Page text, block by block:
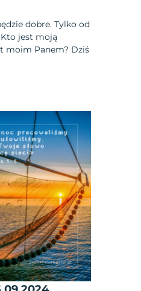
dobre. Tylko od
jest moją
moim Panem? Dziś